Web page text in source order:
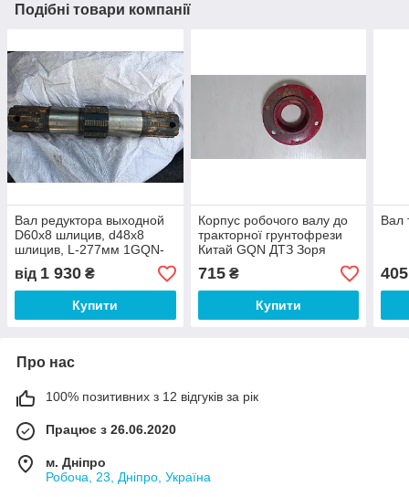
Подібні товари компанії
Вал редуктора выходной
D60х8 шлицив, d48х8
шлицив, L-277мм 1GQN-
150/160 на тракторную
почвофрезу
від 1 930 ₴
Купити
Корпус робочого валу до
тракторної грунтофрези
Китай GQN ДТЗ Зоря
715₴
Купити
Вал
405
Про нас
100% позитивних з 12 відгуків за рік
Працює з 26.06.2020
м. Дніпро
Робоча, 23, Дніпро, Україна